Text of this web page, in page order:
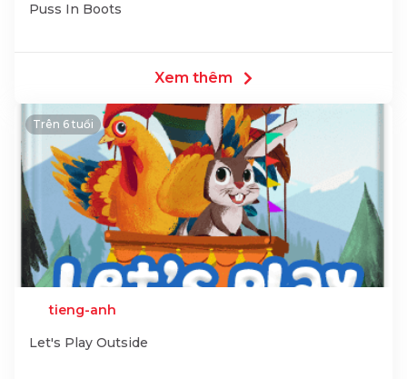
Puss In Boots
Xem thêm
Trên 6 tuổi
tieng-anh
Let's Play Outside